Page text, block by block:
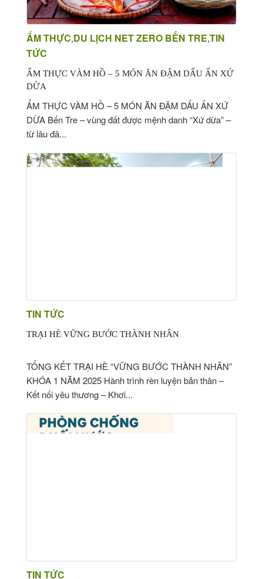
GIÁO DỤC
TRẢI
NGHIỆM
TOUR
HỌC SINH
HOẠT
MÔI
ẨM THỰC
TIN TỨC
ẨM THỰC,DU LỊCH NET ZERO BẾN TRE,TIN
TỨC
ẨM THỰC VÀM HỒ – 5 MÓN ĂN ĐẬM DẤU ẤN XỨ
DỪA
ẨM THỰC VÀM HỒ – 5 MÓN ĂN ĐẬM DẤU ẤN XỨ
DỪA Bến Tre – vùng đất được mệnh danh “Xứ dừa” –
từ lâu đã...
TIN TỨC
TRẠI HÈ VỮNG BƯỚC THÀNH NHÂN
TỔNG KẾT TRẠI HÈ “VỮNG BƯỚC THÀNH NHÂN”
KHÓA 1 NĂM 2025 Hành trình rèn luyện bản thân –
Kết nối yêu thương – Khơi...
TIN TỨC